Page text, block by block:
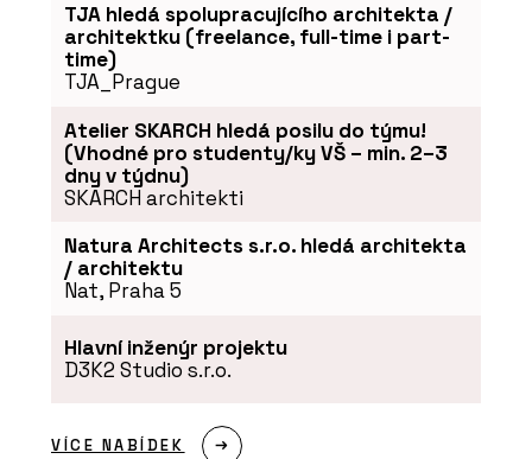
TJA hledá spolupracujícího architekta /
architektku (freelance, full-time i part-
time)
TJA_Prague
Atelier SKARCH hledá posilu do týmu!
(Vhodné pro studenty/ky VŠ – min. 2–3
dny v týdnu)
SKARCH architekti
Natura Architects s.r.o. hledá architekta
/ architektu
Nat, Praha 5
Hlavní inženýr projektu
D3K2 Studio s.r.o.
VÍCE NABÍDEK